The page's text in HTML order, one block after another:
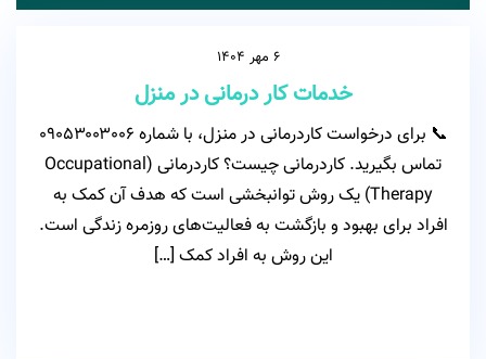
6 مهر 1404
خدمات کار درمانی در منزل
📞 برای درخواست کاردرمانی در منزل، با شماره ۰۹۰۵۳۰۰۳۰۰۶
تماس بگیرید. کاردرمانی چیست؟ کاردرمانی (Occupational
Therapy) یک روش توانبخشی است که هدف آن کمک به
افراد برای بهبود و بازگشت به فعالیت‌های روزمره زندگی است.
این روش به افراد کمک […]